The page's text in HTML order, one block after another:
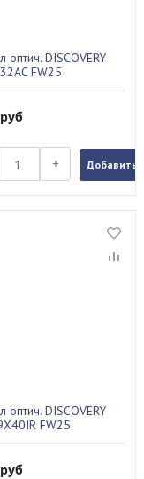
оптич. DISCOVERY
FW25
руб
+ Добавить
оптич. DISCOVERY
FW25
руб